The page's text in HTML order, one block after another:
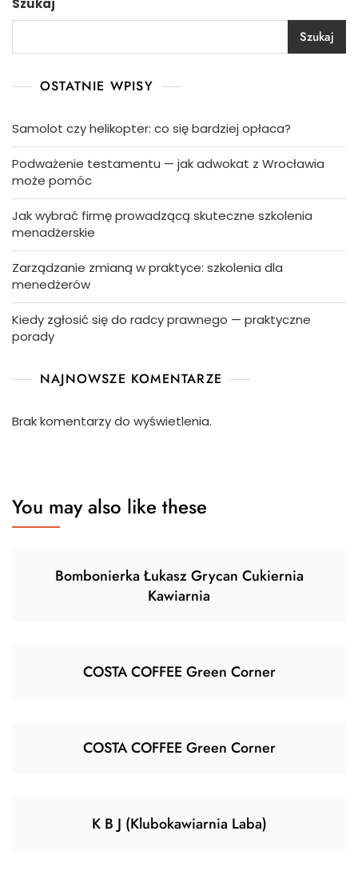
Szukaj
Szukaj
OSTATNIE WPISY
Samolot czy helikopter: co się bardziej opłaca?
Podważenie testamentu — jak adwokat z Wrocławia
może pomóc
Jak wybrać firmę prowadzącą skuteczne szkolenia
menadżerskie
Zarządzanie zmianą w praktyce: szkolenia dla
menedżerów
Kiedy zgłosić się do radcy prawnego — praktyczne
porady
NAJNOWSZE KOMENTARZE
Brak komentarzy do wyświetlenia.
You may also like these
Bombonierka Łukasz Grycan Cukiernia
Kawiarnia
COSTA COFFEE Green Corner
COSTA COFFEE Green Corner
K B J (Klubokawiarnia Laba)